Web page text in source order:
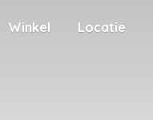
Winkel Locatie